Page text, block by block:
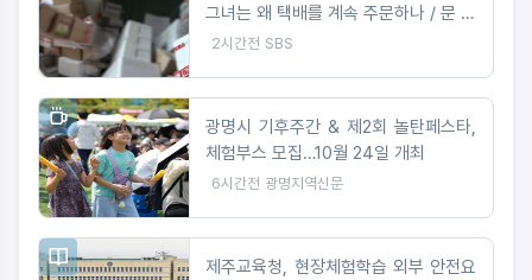
그녀는 왜 택배를 계속 주문하나 / 문 하
나 사이의 공포 앞집 여자는 왜 우리 집
2시간전 SBS
광명시 기후주간 & 제2회 놀탄페스타,
체험부스 모집…10월 24일 개최
6시간전 광명지역신문
제주교육청, 현장체험학습 외부 안전요